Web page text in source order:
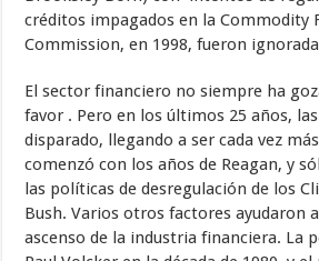
créditos impagados en la Commodity
Commission, en 1998, fueron
El sector financiero no siempre ha
favor . Pero en los últimos 25 años,
disparado, llegando a ser cada vez
comenzó con los años de Reagan, y
las políticas de desregulación de los
Bush. Varios otros factores ayudaron
ascenso de la industria financiera. La